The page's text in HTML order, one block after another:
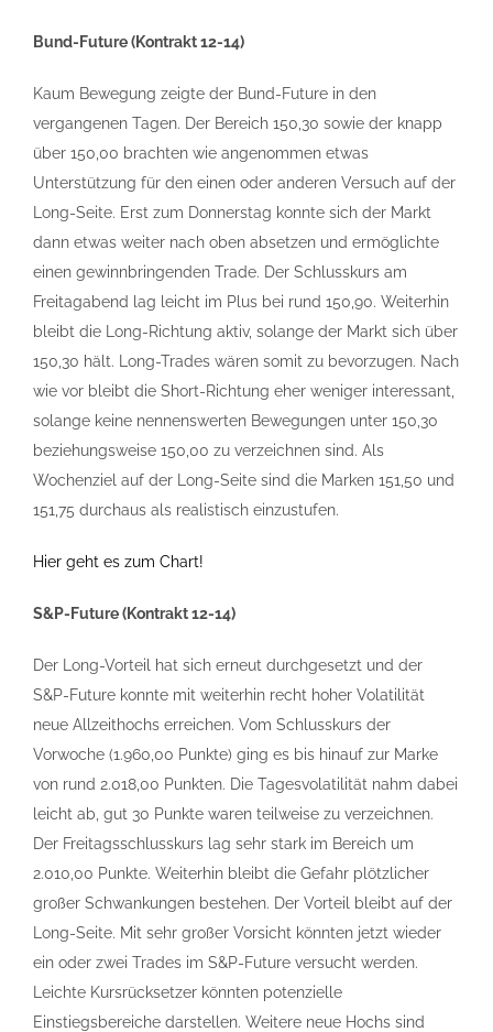
Bund-Future (Kontrakt 12-14)
Kaum Bewegung zeigte der Bund-Future in den
vergangenen Tagen. Der Bereich 150,30 sowie der knapp
über 150,00 brachten wie angenommen etwas
Unterstützung für den einen oder anderen Versuch auf der
Long-Seite. Erst zum Donnerstag konnte sich der Markt
dann etwas weiter nach oben absetzen und ermöglichte
einen gewinnbringenden Trade. Der Schlusskurs am
Freitagabend lag leicht im Plus bei rund 150,90. Weiterhin
bleibt die Long-Richtung aktiv, solange der Markt sich über
150,30 hält. Long-Trades wären somit zu bevorzugen. Nach
wie vor bleibt die Short-Richtung eher weniger interessant,
solange keine nennenswerten Bewegungen unter 150,30
beziehungsweise 150,00 zu verzeichnen sind. Als
Wochenziel auf der Long-Seite sind die Marken 151,50 und
151,75 durchaus als realistisch einzustufen.
Hier geht es zum Chart!
S&P-Future (Kontrakt 12-14)
Der Long-Vorteil hat sich erneut durchgesetzt und der
S&P-Future konnte mit weiterhin recht hoher Volatilität
neue Allzeithochs erreichen. Vom Schlusskurs der
Vorwoche (1.960,00 Punkte) ging es bis hinauf zur Marke
von rund 2.018,00 Punkten. Die Tagesvolatilität nahm dabei
leicht ab, gut 30 Punkte waren teilweise zu verzeichnen.
Der Freitagsschlusskurs lag sehr stark im Bereich um
2.010,00 Punkte. Weiterhin bleibt die Gefahr plötzlicher
großer Schwankungen bestehen. Der Vorteil bleibt auf der
Long-Seite. Mit sehr großer Vorsicht könnten jetzt wieder
ein oder zwei Trades im S&P-Future versucht werden.
Leichte Kursrücksetzer könnten potenzielle
Einstiegsbereiche darstellen. Weitere neue Hochs sind